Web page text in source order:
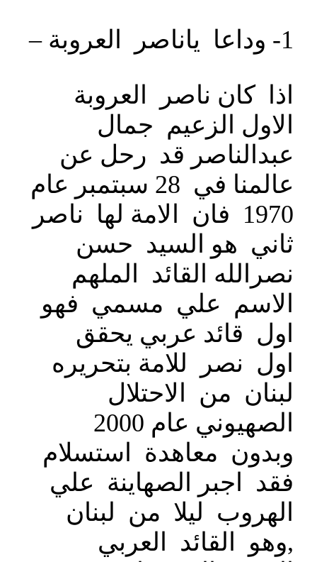
1- وداعا ياناصر العروبة –
اذا كان ناصر العروبة
الاول الزعيم جمال
عبدالناصر قد رحل عن
عالمنا في 28 سبتمبر عام
1970 فان الامة لها ناصر
ثاني هو السيد حسن
نصرالله القائد الملهم
الاسم علي مسمي فهو
اول قائد عربي يحقق
اول نصر للامة بتحريره
لبنان من الاحتلال
الصهيوني عام 2000
وبدون معاهدة استسلام
فقد اجبر الصهاينة علي
الهروب ليلا من لبنان
,وهو القائد العربي